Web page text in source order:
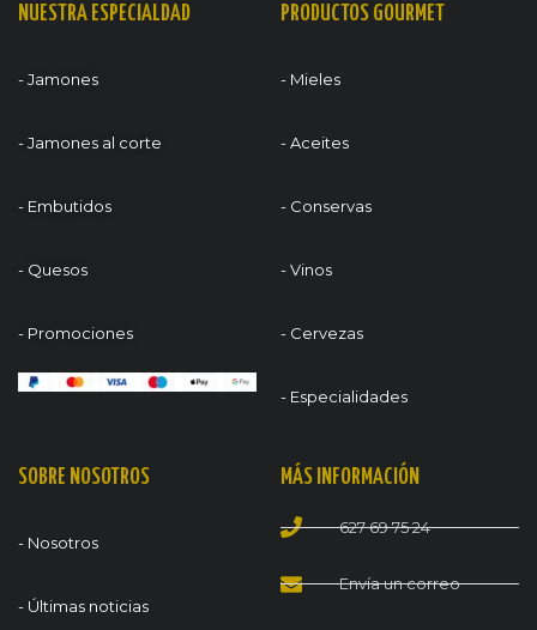
NUESTRA ESPECIALDAD
- Jamones
- Jamones al corte
- Embutidos
- Quesos
- Promociones
PRODUCTOS GOURMET
- Mieles
- Aceites
- Conservas
- Vinos
- Cervezas
- Especialidades
SOBRE NOSOTROS
- Nosotros
- Últimas noticias
MÁS INFORMACIÓN
627 69 75 24
Envía un correo